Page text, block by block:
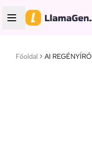
Főoldal AI REGÉNYÍRÓ